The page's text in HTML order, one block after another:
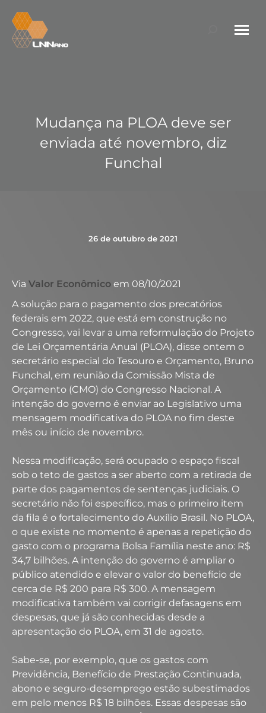
Search:
Mudança na PLOA deve ser
enviada até novembro, diz
Funchal
26 de outubro de 2021
Via Valor Econômico em 08/10/2021
A solução para o pagamento dos precatórios
federais em 2022, que está em construção no
Congresso, vai levar a uma reformulação do Projeto
de Lei Orçamentária Anual (PLOA), disse ontem o
secretário especial do Tesouro e Orçamento, Bruno
Funchal, em reunião da Comissão Mista de
Orçamento (CMO) do Congresso Nacional. A
intenção do governo é enviar ao Legislativo uma
mensagem modificativa do PLOA no fim deste
mês ou início de novembro.
Nessa modificação, será ocupado o espaço fiscal
sob o teto de gastos a ser aberto com a retirada de
parte dos pagamentos de sentenças judiciais. O
secretário não foi específico, mas o primeiro item
da fila é o fortalecimento do Auxílio Brasil. No PLOA,
o que existe no momento é apenas a repetição do
gasto com o programa Bolsa Família neste ano: R$
34,7 bilhões. A intenção do governo é ampliar o
público atendido e elevar o valor do benefício de
cerca de R$ 200 para R$ 300. A mensagem
modificativa também vai corrigir defasagens em
despesas, que já são conhecidas desde a
apresentação do PLOA, em 31 de agosto.
Sabe-se, por exemplo, que os gastos com
Previdência, Benefício de Prestação Continuada,
abono e seguro-desemprego estão subestimados
em pelo menos R$ 18 bilhões. Essas despesas são